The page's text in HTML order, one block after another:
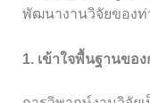
พัฒนางานวิจัยของ
1. เข้าใจพื้นฐานขอ